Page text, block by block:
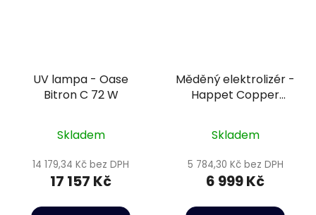
UV lampa - Oase
Bitron C 72 W
Skladem
14 179,34 Kč bez DPH
17 157 Kč
Měděný elektrolizér -
Happet Copper
Skladem
5 784,30 Kč bez DPH
6 999 Kč